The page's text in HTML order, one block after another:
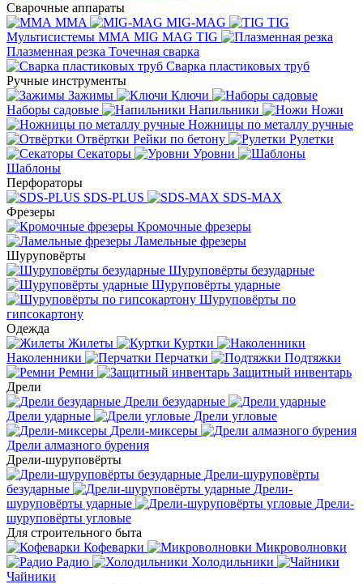
Сварочные аппараты
MMA
MIG-MAG
TIG
Мультисистемы ММА MIG MAG TIG
Плазменная резка Точечная сварка
Cварка пластиковых труб
Ручные инструменты
Зажимы
Ключи
Наборы садовые
Напильники
Ножи
Ножницы по металлу ручные
Отвёртки Рейки по бетону
Рулетки
Секаторы
Уровни
Шаблоны
Перфораторы
SDS-PLUS
SDS-MAX
Фрезеры
Кромочные фрезеры
Ламельные фрезеры
Шуруповёрты
Шуруповёрты безударные
Шуруповёрты ударные
Шуруповёрты по
гипсокартону
Одежда
Жилеты
Куртки
Наколенники
Перчатки
Подтяжки
Ремни
Защитный инвентарь
Дрели
Дрели безударные
Дрели ударные
Дрели угловые
Дрели-миксеры
Дрели алмазного бурения
Дрели-шуруповёрты
Дрели-шуруповёрты
безударные
Дрели-
шуруповёрты ударные
Дрели-
шуруповёрты угловые
Для строительного быта
Кофеварки
Микроволновки
Радио
Холодильники
Чайники